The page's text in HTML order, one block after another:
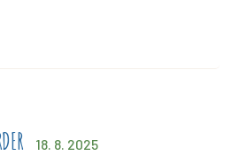
18. 8. 2025